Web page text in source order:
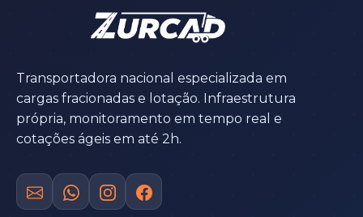
Transportadora nacional especializada em
cargas fracionadas e lotação. Infraestrutura
própria, monitoramento em tempo real e
cotações ágeis em até 2h.